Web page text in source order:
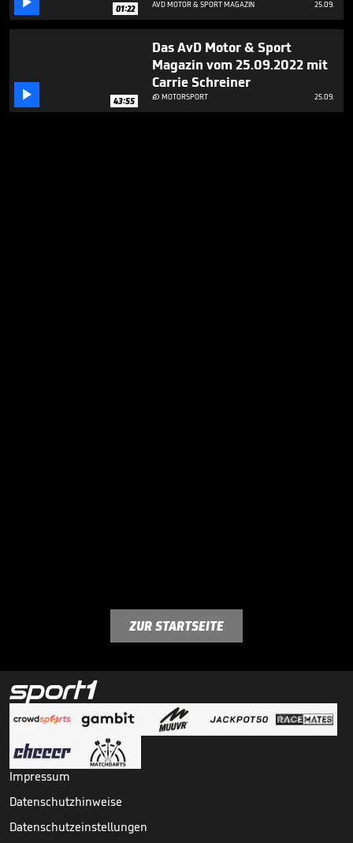
01:22 AVD MOTOR & SPORT MAGAZIN 25.09.
 43:55
Das AvD Motor & Sport
Magazin vom 25.09.2022 mit
Carrie Schreiner
MOTORSPORT 25.09.
ZUR STARTSEITE
Impressum
Datenschutzhinweise
Datenschutzeinstellungen